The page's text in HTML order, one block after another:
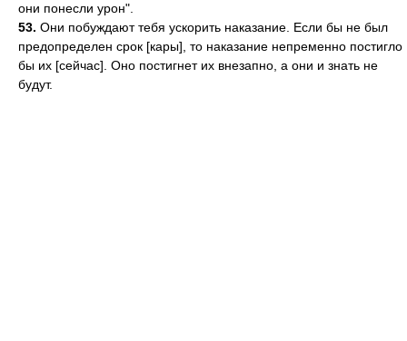
они понесли урон".
53. Они побуждают тебя ускорить наказание. Если бы не был
предопределен срок [кары], то наказание непременно постигло
бы их [сейчас]. Оно постигнет их внезапно, а они и знать не
будут.